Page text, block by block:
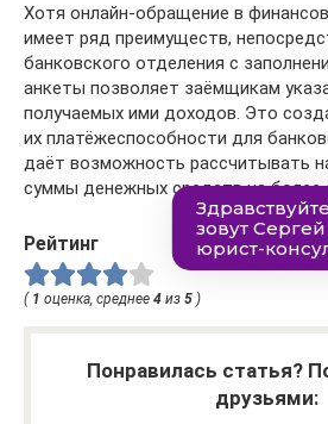
Хотя онлайн-обращение в
имеет ряд преимуществ,
банковского отделения с
анкеты позволяет заёмщикам
получаемых ими доходов. Это
их платёжеспособности для
даёт возможность рассчитывать
суммы денежных средств на более
Рейтинг
( 1 оценка, среднее 4 из 5 )
Понравилась статья?
друзьями: